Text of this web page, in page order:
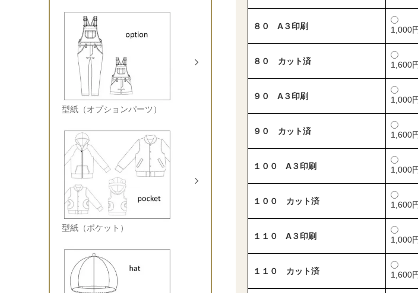
８０ A３印刷 1,000
８０ カット済 1,600
９０ A３印刷 1,000
９０ カット済 1,600
１００ A３印刷 1,000
１００ カット済 1,600
１１０ A３印刷 1,000
１１０ カット済 1,600
型紙（オプションパーツ）
型紙（ポケット）